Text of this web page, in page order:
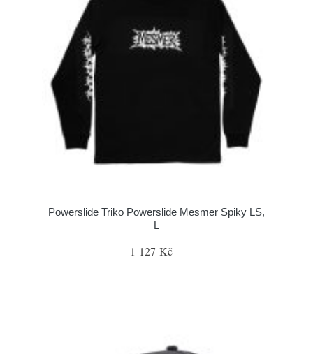
Powerslide Triko Powerslide Mesmer Spiky LS,
L
1 127 Kč